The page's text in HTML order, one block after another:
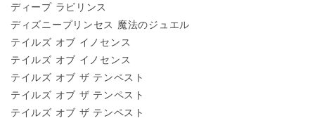
ディープ ラビリンス
ディズニープリンセス 魔法のジュエル
テイルズ オブ イノセンス
テイルズ オブ イノセンス
テイルズ オブ ザ テンペスト
テイルズ オブ ザ テンペスト
テイルズ オブ ザ テンペスト